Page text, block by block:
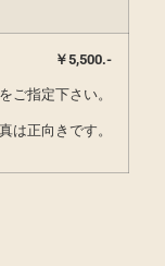
￥5,500.-
ご指定下さい。
は正向きです。